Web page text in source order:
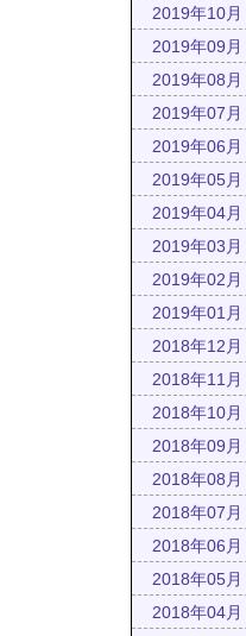
2019年10月
2019年09月
2019年08月
2019年07月
2019年06月
2019年05月
2019年04月
2019年03月
2019年02月
2019年01月
2018年12月
2018年11月
2018年10月
2018年09月
2018年08月
2018年07月
2018年06月
2018年05月
2018年04月